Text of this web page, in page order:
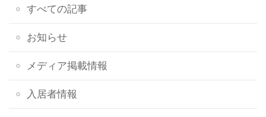
すべての記事
お知らせ
メディア掲載情報
入居者情報